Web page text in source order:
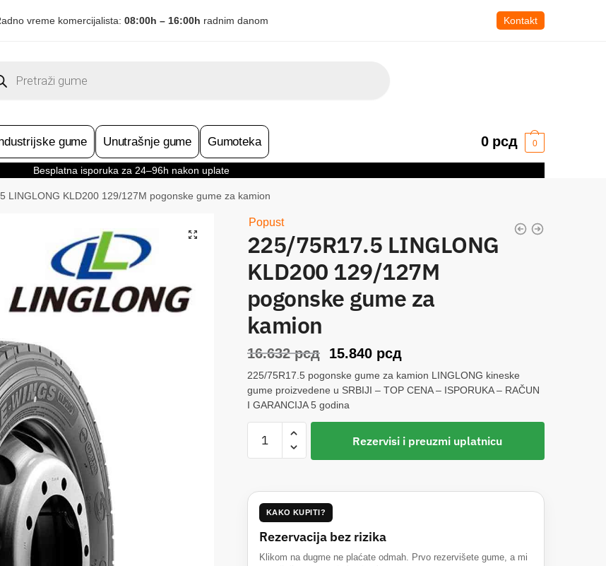
vreme komercijalista: 08:00h – 16:00h radnim danom Kontakt
gume Unutrašnje gume Gumoteka 0 рсд 0
Besplatna isporuka za 24–96h nakon uplate
LINGLONG KLD200 129/127M pogonske gume za kamion
Popust
225/75R17.5 LINGLONG
KLD200 129/127M
pogonske gume za
kamion
16.632рсд
Originalna
cena
je
bila:
16.632 рсд.
15.840 рсд
cena
je:
225/75R17.5 pogonske gume za kamion LINGLONG kineske
gume proizvedene u SRBIJI – TOP CENA – ISPORUKA – RAČUN
I GARANCIJA 5 godina
225/75R17.5
LINGLONG
pogonske
gume
kamion
Rezervisi i preuzmi uplatnicu
KAKO KUPITI?
Rezervacija bez rizika
Klikom na dugme ne plaćate odmah. Prvo rezervišete gume, a mi